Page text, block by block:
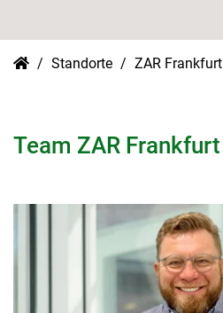
Standorte ZAR Frankfurt
Team ZAR Frankfurt